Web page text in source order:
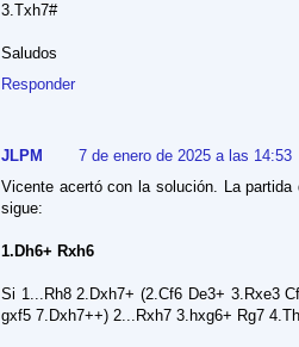
3.Txh7#
Saludos
Responder
JLPM
7 de enero de 2025 a las 14:53
Vicente acertó con la solución. La
sigue:
1.Dh6+ Rxh6
Si 1...Rh8 2.Dxh7+ (2.Cf6 De3+ 3.Rxe3
gxf5 7.Dxh7++) 2...Rxh7 3.hxg6+ Rg7